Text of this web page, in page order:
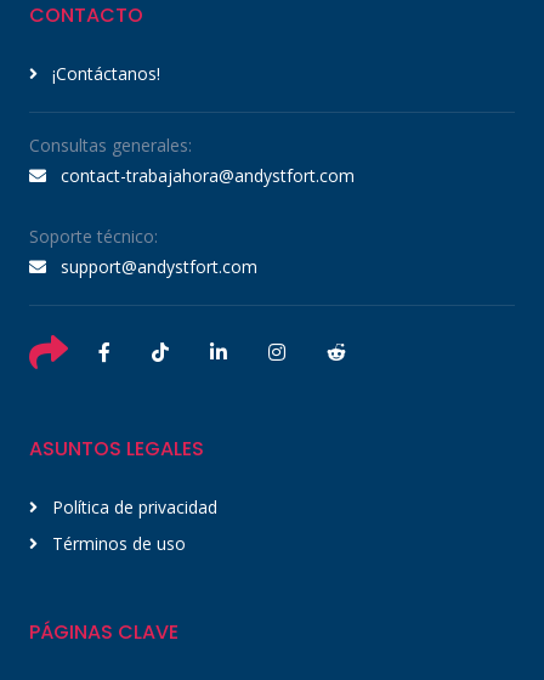
CONTACTO
¡Contáctanos!
Consultas generales:
contact-trabajahora@andystfort.com
Soporte técnico:
support@andystfort.com
ASUNTOS LEGALES
Política de privacidad
Términos de uso
PÁGINAS CLAVE